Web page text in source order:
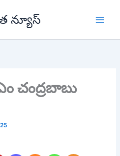
న్యూస్
చంద్రబాబు